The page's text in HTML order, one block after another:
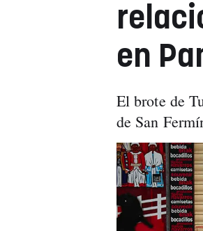
en
El brote de
de San